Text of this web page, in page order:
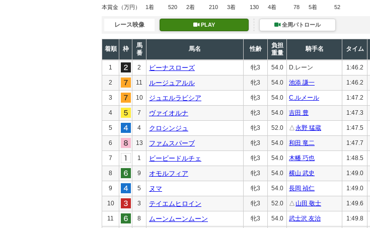
本賞金 （万円） 1着 520 2着 210 3着 130 4着 78 5着 52
レース映像 PLAY 全周パトロール
着順 枠
馬
番
馬名 性齢
負担
重量
騎手名 タイム
1 2 ビーナスローズ 牝3 54.0 D.レーン 1:46.2
2 11 ルージュアルル 牝3 54.0 池添 謙一 1:46.2
3 10 ジュエルラビシア 牝3 54.0 C.ルメール 1:47.2
4 7 ヴァイオルナ 牝3 54.0 吉田 豊 1:47.3
5 4 クロシンジュ 牝3 52.0 △永野 猛蔵 1:47.5
6 13 ファムスパーブ 牝3 54.0 和田 竜二 1:47.7
7 1 ビービードルチェ 牝3 54.0 木幡 巧也 1:48.5
8 9 オモルフィア 牝3 54.0 横山 武史 1:49.0
9 5 ヌマ 牝3 54.0 長岡 禎仁 1:49.0
10 3 テイエムヒロイン 牝3 52.0 △ 山田 敬士 1:49.6
11 8 ムーンムーンムーン 牝3 54.0 武士沢 友治 1:49.8